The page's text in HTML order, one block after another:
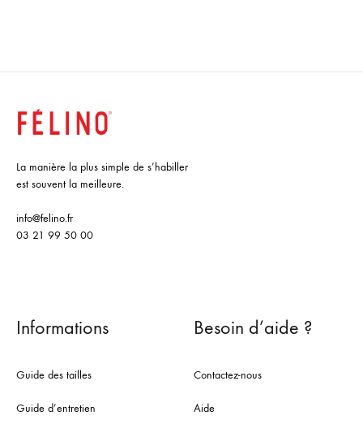
La manière la plus simple de s’habiller
est souvent la meilleure.
info@felino.fr
03 21 99 50 00
Informations
Guide des tailles
Guide d’entretien
Besoin d’aide ?
Contactez-nous
Aide